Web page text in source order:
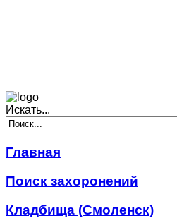
Искать...
Главная
Поиск захоронений
Кладбища (Смоленск)